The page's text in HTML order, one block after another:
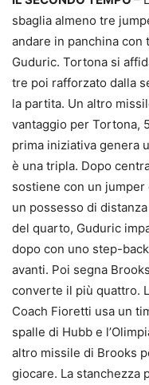
sbaglia almeno tre
andare in panchina con
Guduric. Tortona si
tre poi rafforzato dalla
la partita. Un altro
vantaggio per Tortona,
prima iniziativa genera
è una tripla. Dopo
sostiene con un jumper
un possesso di
del quarto, Guduric
dopo con uno step-
avanti. Poi segna
converte il più quattro.
Coach Fioretti usa un
spalle di Hubb e
altro missile di Brooks
giocare. La stanchezza